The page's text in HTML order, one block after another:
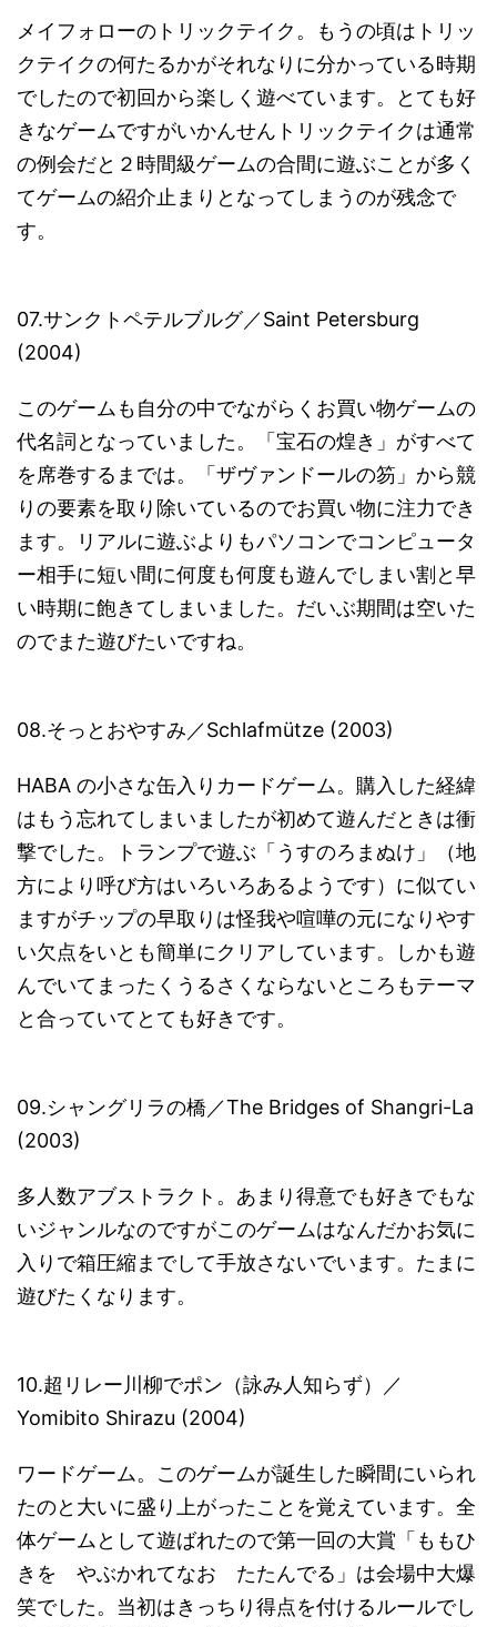
メイフォローのトリックテイク。もうの頃はトリッ
クテイクの何たるかがそれなりに分かっている時期
でしたので初回から楽しく遊べています。とても好
きなゲームですがいかんせんトリックテイクは通常
の例会だと２時間級ゲームの合間に遊ぶことが多く
てゲームの紹介止まりとなってしまうのが残念で
す。
07.サンクトペテルブルグ／Saint Petersburg
(2004)
このゲームも自分の中でながらくお買い物ゲームの
代名詞となっていました。「宝石の煌き」がすべて
を席巻するまでは。「ザヴァンドールの笏」から競
りの要素を取り除いているのでお買い物に注力でき
ます。リアルに遊ぶよりもパソコンでコンピュータ
ー相手に短い間に何度も何度も遊んでしまい割と早
い時期に飽きてしまいました。だいぶ期間は空いた
のでまた遊びたいですね。
08.そっとおやすみ／Schlafmütze (2003)
HABA の小さな缶入りカードゲーム。購入した経緯
はもう忘れてしまいましたが初めて遊んだときは衝
撃でした。トランプで遊ぶ「うすのろまぬけ」（地
方により呼び方はいろいろあるようです）に似てい
ますがチップの早取りは怪我や喧嘩の元になりやす
い欠点をいとも簡単にクリアしています。しかも遊
んでいてまったくうるさくならないところもテーマ
と合っていてとても好きです。
09.シャングリラの橋／The Bridges of Shangri-La
(2003)
多人数アブストラクト。あまり得意でも好きでもな
いジャンルなのですがこのゲームはなんだかお気に
入りで箱圧縮までして手放さないでいます。たまに
遊びたくなります。
10.超リレー川柳でポン（詠み人知らず）／
Yomibito Shirazu (2004)
ワードゲーム。このゲームが誕生した瞬間にいられ
たのと大いに盛り上がったことを覚えています。全
体ゲームとして遊ばれたので第一回の大賞「ももひ
きを やぶかれてなお たたんでる」は会場中大爆
笑でした。当初はきっちり得点を付けるルールでし